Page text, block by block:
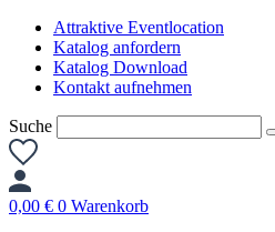
Zum
Inhalt
springen
Attraktive Eventlocation
Katalog anfordern
Katalog Download
Kontakt aufnehmen
Suche
0,00 € 0 Warenkorb